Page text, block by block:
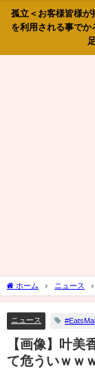
孤立＜お客様皆様が
を利用される事で
ホーム ニュース
ｗｗｗｗｗｗ
ニュース
【画像】叶美
て危ういｗｗ